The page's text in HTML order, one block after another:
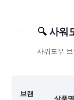
🔍 사워
사워도우
브랜
상품명